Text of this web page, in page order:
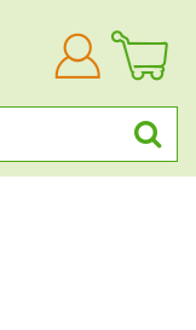
Prihlásiť
sa